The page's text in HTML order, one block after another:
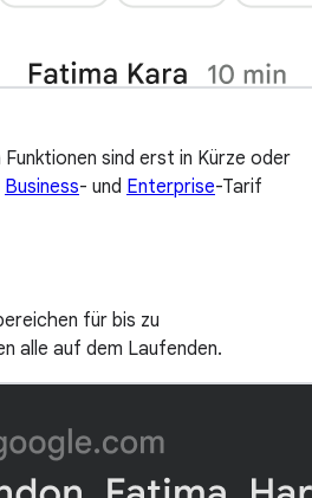
sind erst in Kürze oder
Business- und Enterprise-Tarif
für bis zu
alle auf dem Laufenden.